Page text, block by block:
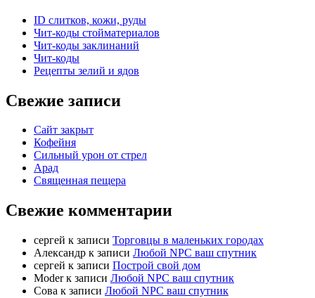
ID слитков, кожи, руды
Чит-коды стойматериалов
Чит-коды заклинаний
Чит-коды
Рецепты зелий и ядов
Свежие записи
Сайт закрыт
Кофейня
Cильный урон от стрел
Арад
Священная пещера
Свежие комментарии
cергей к записи Торговцы в маленьких городах
Александр к записи Любой NPC ваш спутник
cергей к записи Построй свой дом
Moderк записи Любой NPC ваш спутник
Сова к записи Любой NPC ваш спутник